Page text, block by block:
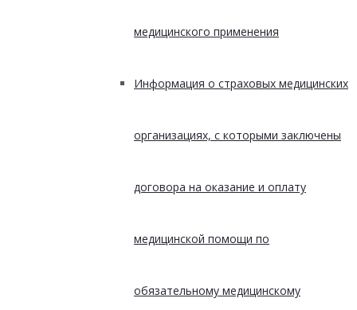
медицинского применения
Информация о страховых медицинских
организациях, с которыми заключены
договора на оказание и оплату
медицинской помощи по
обязательному медицинскому